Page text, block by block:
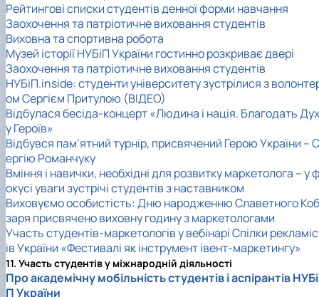
Рейтингові списки студентів денної форми навчання
Заохочення та патріотичне виховання студентів
Виховна та спортивна робота
Музей історії НУБіП України гостинно розкриває двері
Заохочення та патріотичне виховання студентів
НУБіП.inside: студенти університету зустрілися з
ом Сергієм Притулою (ВІДЕО)
Відбулася бесіда-концерт «Людина і нація. Благодать Дух
у Героїв»
Відбувся пам’ятний турнір, присвячений Герою України – С
ергію Романчуку
Вміння і навички, необхідні для розвитку маркетолога – у
окусі уваги зустрічі студентів з наставником
Виховуємо особистість: Дню народженню Славетного Коб
заря присвячено виховну годину з маркетологами
Участь студентів-маркетологів у вебінарі Спілки
ів України «Фестивалі як інструмент івент-маркетингу»
11. Участь студентів у міжнародній діяльності
Про академічну мобільність студентів і аспірантів НУБі
П України